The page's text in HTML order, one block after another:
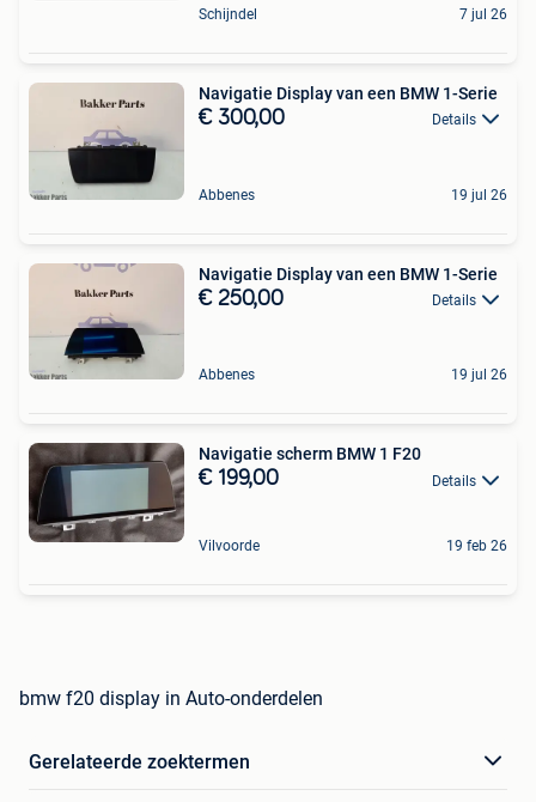
Schijndel 7 jul 26
Navigatie Display van een BMW 1-Serie
€ 300,00 Details
Abbenes 19 jul 26
Navigatie Display van een BMW 1-Serie
€ 250,00 Details
Abbenes 19 jul 26
Navigatie scherm BMW 1 F20
€ 199,00 Details
Vilvoorde 19 feb 26
bmw f20 display in Auto-onderdelen
Gerelateerde zoektermen